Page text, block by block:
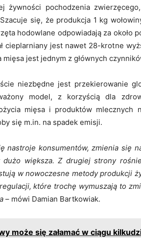
żywności pochodzenia
się, że produkcja 1 kg
hodowlane odpowiadają za około
cieplarniany jest nawet 28-krotne
jest jednym z głównych
niezbędne jest przekierowanie
model, z korzyścią dla
mięsa i produktów mlecznych
się m.in. na spadek emisji.
nastroje konsumentów, zmienia się
dużo większa. Z drugiej strony
w nowoczesne metody produkcji
które trochę wymuszają to
– mówi Damian Bartkowiak.
może się załamać w ciągu